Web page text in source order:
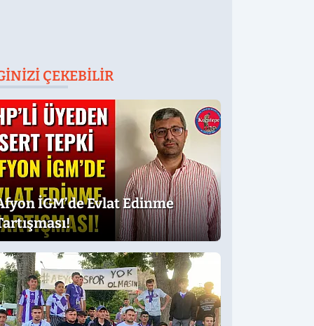
ÇEKEBILIR
İGM’de Evlat Edinme